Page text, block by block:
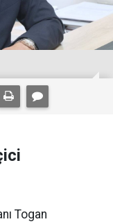
Togan